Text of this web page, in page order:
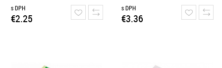
s DPH
€2.25
s DPH
€3.36